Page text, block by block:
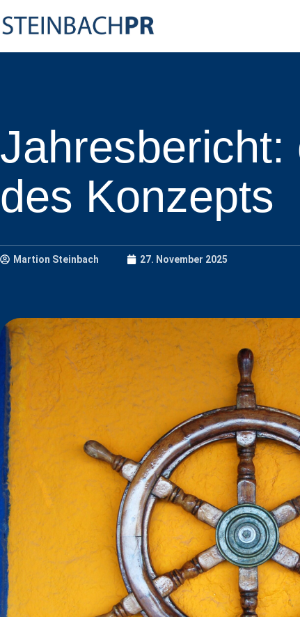
des Konzepts
Martion Steinbach 27. November 2025